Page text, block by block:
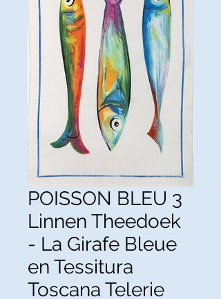
POISSON BLEU 3
Linnen Theedoek
- La Girafe Bleue
en Tessitura
Toscana Telerie